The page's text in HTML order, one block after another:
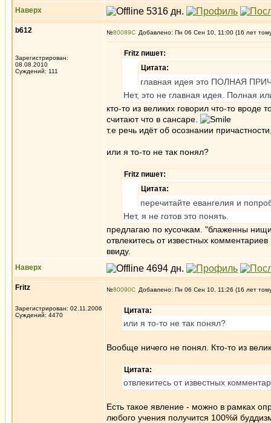
Наверх
b612
Зарегистрирован:
08.08.2010
Суждений: 111
№80089 Добавлено: Пн 06 Сен 10, 11:00 (16 лет
Fritz пишет:
Цитата:
главная идея это ПОЛНАЯ
Нет, это не главная идея. Полная
кто-то из великих говорил что-то вроде
считают что в сансаре.
т.е речь идёт об осознании
или я то-то не так понял?
Fritz пишет:
Цитата:
перечитайте евангелия и
Нет, я не готов это понять.
предлагаю по кусочкам. "блаженны
отвлекитесь от известных
ввиду.
Наверх
Fritz
Зарегистрирован: 02.11.2006
Суждений: 4470
№80090 Добавлено: Пн 06 Сен 10, 11:26 (16 лет
Цитата:
или я то-то не так понял?
Вообще ничего не понял. Кто-то из
Цитата:
отвлекитесь от известных
Есть такое явление - можно в рамках
любого учения получится 100%й